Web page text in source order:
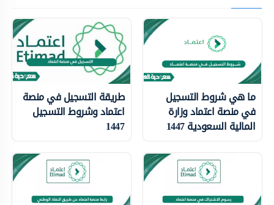
ما هي شروط التسجيل
في منصة اعتماد وزارة
المالية السعودية 1447
طريقة التسجيل في منصة
اعتماد وشروط التسجيل
1447